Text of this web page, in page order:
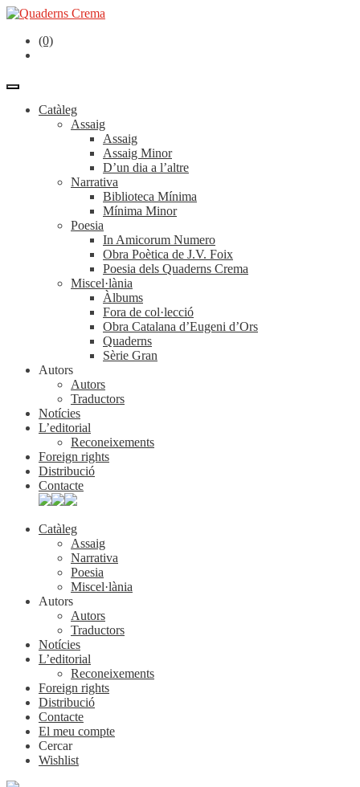
(0)
Catàleg
Assaig
Assaig
Assaig Minor
D’un dia a l’altre
Narrativa
Biblioteca Mínima
Mínima Minor
Poesia
In Amicorum Numero
Obra Poètica de J.V. Foix
Poesia dels Quaderns Crema
Miscel·lània
Àlbums
Fora de col·lecció
Obra Catalana d’Eugeni d’Ors
Quaderns
Sèrie Gran
Autors
Autors
Traductors
Notícies
L’editorial
Reconeixements
Foreign rights
Distribució
Contacte
Catàleg
Assaig
Narrativa
Poesia
Miscel·lània
Autors
Autors
Traductors
Notícies
L’editorial
Reconeixements
Foreign rights
Distribució
Contacte
El meu compte
Cercar
Wishlist